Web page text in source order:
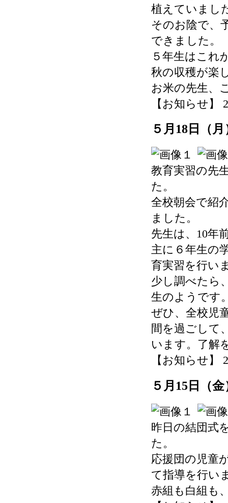
植えていまし
そのお陰で、
できました。
５年生はこれ
秋の収穫が楽
お米の先生、
【お知らせ】
５月18日（
教育実習の先
た。
全校朝会で紹
ました。
先生は、10年
主に６年生の
育実習を行い
少し調べたら
生のようです
ぜひ、全校児
間を過ごして
います。了解
【お知らせ】
５月15日（
昨日の結団式
た。
応援団の児童
て指導を行い
赤組も白組も